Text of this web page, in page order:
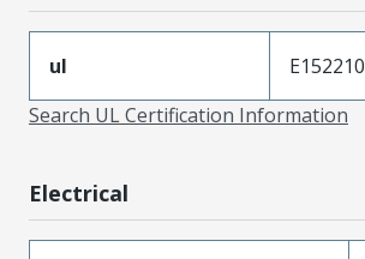
ul
E152210
Search UL Certification Information
Electrical